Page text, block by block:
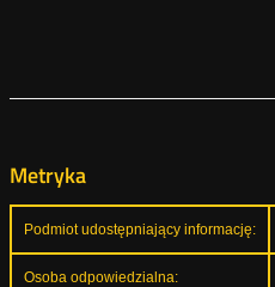
Metryka
Podmiot udostępniający informację:
Osoba odpowiedzialna: